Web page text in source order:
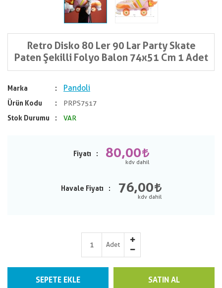
Retro Disko 80 Ler 90 Lar Party Skate
Paten Şekilli Folyo Balon 74x51 Cm 1 Adet
Marka Pandoli
Ürün Kodu
PRPS7517
Stok Durumu
VAR
Fiyatı 80,00
Havale Fiyatı 76,00
Adet
SEPETE EKLE SATIN AL